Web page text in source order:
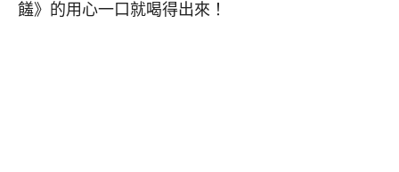
饈》的用心一口就喝得出來！